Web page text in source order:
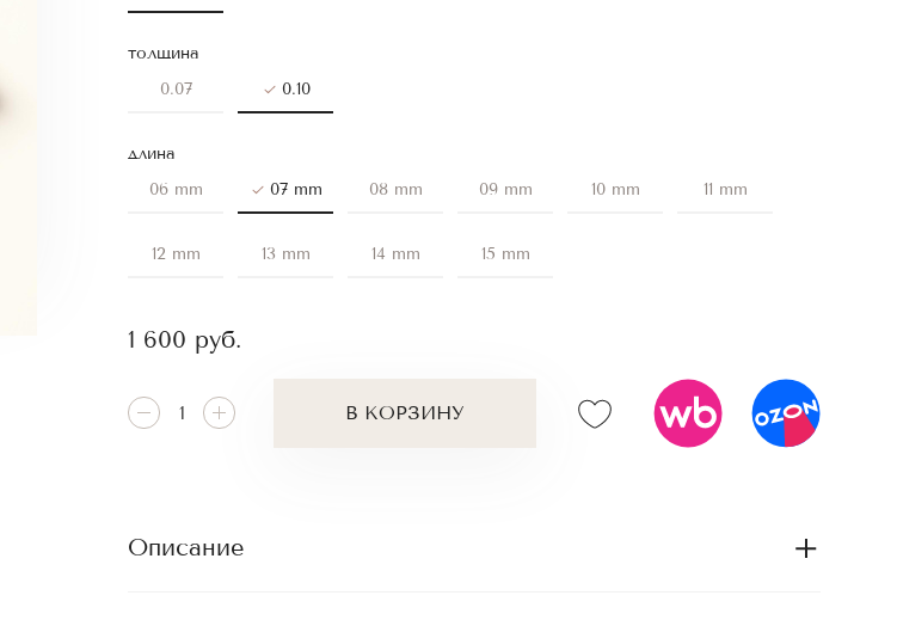
толщина
0.07
0.10
длина
06 mm
07 mm 08 mm 09 mm 10 mm 11 mm
12 mm 13 mm 14 mm 15 mm
1 600 руб.
В КОРЗИНУ
Описание